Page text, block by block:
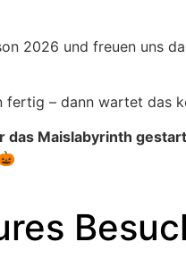
2026 und freuen uns
fertig – dann wartet das
das Maislabyrinth